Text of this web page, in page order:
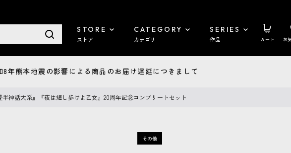
STORE
ストア
CATEGORY
カテゴリ
SERIES
作品 カート お
熊本地震の影響による商品のお届け遅延につきまして
半神話大系』『夜は短し歩けよ乙女』20周年記念コンプリートセット